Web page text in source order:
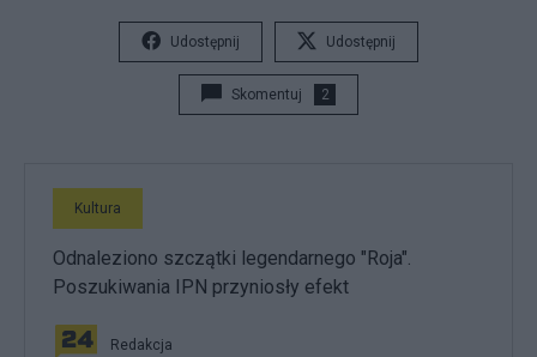
Udostępnij Udostępnij
Skomentuj 2
Kultura
Odnaleziono szczątki legendarnego "Roja".
Poszukiwania IPN przyniosły efekt
Redakcja